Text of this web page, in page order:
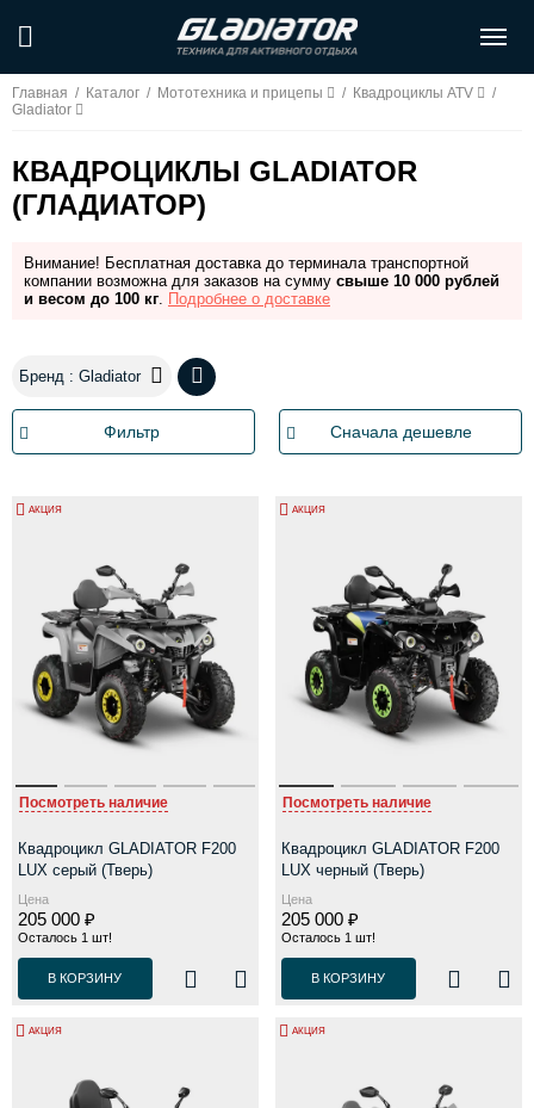
Главная / Каталог / Мототехника и прицепы / Квадроциклы ATV
/
Gladiator
КВАДРОЦИКЛЫ GLADIATOR
(ГЛАДИАТОР)
Внимание! Бесплатная доставка до терминала транспортной
компании возможна для заказов на сумму свыше 10 000 рублей
и весом до 100 кг. Подробнее о доставке
Бренд : Gladiator
Фильтр Сначала дешевле
АКЦИЯ
Посмотреть наличие
Квадроцикл GLADIATOR F200
LUX серый (Тверь)
Цена
205 000 ₽
Осталось 1 шт!
В КОРЗИНУ
АКЦИЯ
Посмотреть наличие
Квадроцикл GLADIATOR F200
LUX черный (Тверь)
Цена
205 000 ₽
Осталось 1 шт!
В КОРЗИНУ
АКЦИЯ АКЦИЯ